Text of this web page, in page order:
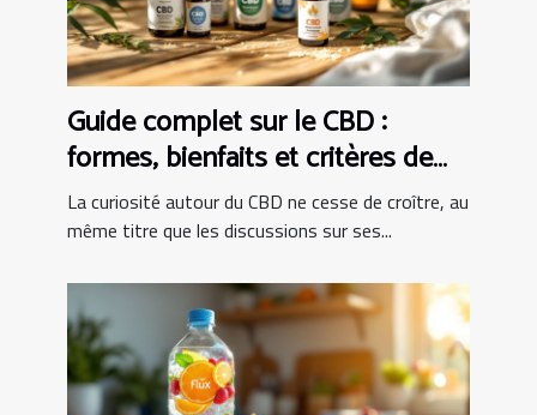
Guide complet sur le CBD :
formes, bienfaits et critères de
choix
La curiosité autour du CBD ne cesse de croître, au
même titre que les discussions sur ses...